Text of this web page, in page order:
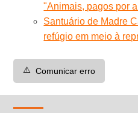
"Animais, pagos por
Santuário de Madre
refúgio em meio à
⚠️ Comunicar erro